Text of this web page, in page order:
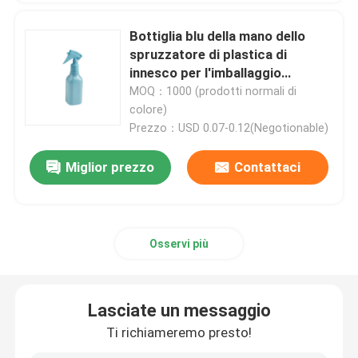
Spruzzatore di plastica di innesco
spruzzatore di innesco della mano
Spruzzatore della pompa di innesco
Bottiglia blu della mano dello
spruzzatore di plastica di
innesco per l'imballaggio
cosmetico
MOQ：1000 (prodotti normali di
colore)
Prezzo：USD 0.07-0.12(Negotionable)
Miglior prezzo Contattaci
Osservi più
Lasciate un messaggio
Ti richiameremo presto!